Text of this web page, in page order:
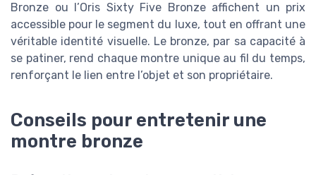
Bronze ou l’Oris Sixty Five Bronze affichent un prix
accessible pour le segment du luxe, tout en offrant une
véritable identité visuelle. Le bronze, par sa capacité à
se patiner, rend chaque montre unique au fil du temps,
renforçant le lien entre l’objet et son propriétaire.
Conseils pour entretenir une
montre bronze